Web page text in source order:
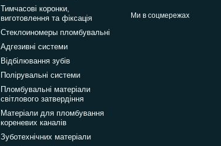
Тимчасові коронки,
виготовлення та фіксація
Стеклоиномеры пломбувальні
Адгезивні системи
Відбілювання зубів
Полірувальні системи
Пломбувальні матеріали
світлового затвердіння
Матеріали для пломбування
кореневих каналів
Зуботехнічних матеріали
Ми в соцмережах